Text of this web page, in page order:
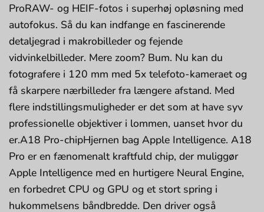
ProRAW- og HEIF-fotos i superhøj opløsning med
autofokus. Så du kan indfange en fascinerende
detaljegrad i makrobilleder og fejende
vidvinkelbilleder. Mere zoom? Bum. Nu kan du
fotografere i 120 mm med 5x telefoto-kameraet og
få skarpere nærbilleder fra længere afstand. Med
flere indstillingsmuligheder er det som at have syv
professionelle objektiver i lommen, uanset hvor du
er.A18 Pro-chipHjernen bag Apple Intelligence. A18
Pro er en fænomenalt kraftfuld chip, der muliggør
Apple Intelligence med en hurtigere Neural Engine,
en forbedret CPU og GPU og et stort spring i
hukommelsens båndbredde. Den driver også